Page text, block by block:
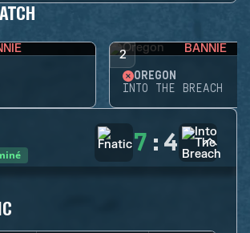
2 BANNIE
OREGON
INTO THE BREACH
7 : 4